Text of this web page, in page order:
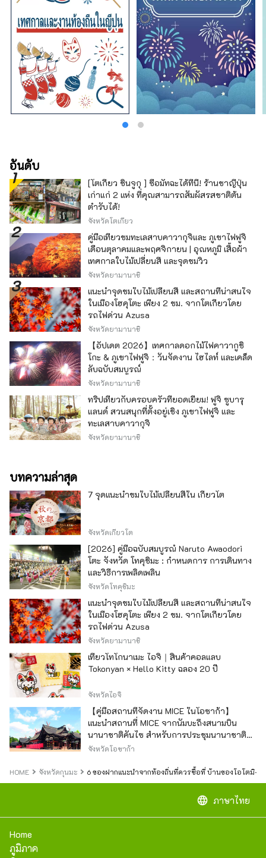
อันดับ
[โตเกียว ชินจูกุ ] ซื้อมัทฉะได้ที่นี่! ร้านชาญี่ปุ่น
เก่าแก่ 2 แห่ง ที่คุณสามารถสัมผัสรสชาติต้น
ตำรับได้!
จังหวัดโตเกียว
คู่มือเที่ยวชมทะเลสาบคาวากุจิและ ภูเขาไฟฟูจิ
เดือนตุลาคมและพฤศจิกายน | อุณหภูมิ เสื้อผ้า
เทศกาลใบไม้เปลี่ยนสี และจุดชมวิว
จังหวัดยามานาชิ
แนะนำจุดชมใบไม้เปลี่ยนสี และสถานที่น่าสนใจ
ในเมืองโฮคุโตะ เพียง 2 ชม. จากโตเกียวโดย
รถไฟด่วน Azusa
จังหวัดยามานาชิ
【อัปเดต 2026】เทศกาลดอกไม้ไฟคาวากูชิ
โกะ & ภูเขาไฟฟูจิ：วันจัดงาน ไฮไลท์ และเคล็ด
ลับฉบับสมบูรณ์
จังหวัดยามานาชิ
ทริปเที่ยวกับครอบครัวที่ยอดเยี่ยม! ฟูจิ ซูบารุ
แลนด์ สวนสนุกที่ตั้งอยู่เชิง ภูเขาไฟฟูจิ และ
ทะเลสาบคาวากุจิ
จังหวัดยามานาชิ
บทความล่าสุด
7 จุดแนะนำชมใบไม้เปลี่ยนสีใน เกียวโต
จังหวัดเกียวโต
[2026] คู่มือฉบับสมบูรณ์ Naruto Awaodori
โตะ จังหวัด โทคุชิมะ : กำหนดการ การเดินทาง
และวิธีการเพลิดเพลิน
จังหวัดโทคุชิมะ
แนะนำจุดชมใบไม้เปลี่ยนสี และสถานที่น่าสนใจ
ในเมืองโฮคุโตะ เพียง 2 ชม. จากโตเกียวโดย
รถไฟด่วน Azusa
จังหวัดยามานาชิ
เที่ยวโทโกนาเมะ ไอจิ｜สินค้าคอลแลบ
Tokonyan × Hello Kitty ฉลอง 20 ปี
จังหวัดไอจิ
【คู่มือสถานที่จัดงาน MICE ในโอซาก้า】
แนะนำสถานที่ MICE จากนัมบะถึงสนามบิน
นานาชาติคันไซ สำหรับการประชุมนานาชาติ
และกิจกรรมองค์กร
จังหวัดโอซาก้า
HOME จังหวัดกุนมะ 6 ของฝากแนะนำจากท้องถิ่นที่ควรซื้อที่ บ้านของโอโตมิ-จั
language ภาษาไทย
Home
ภูมิภาค